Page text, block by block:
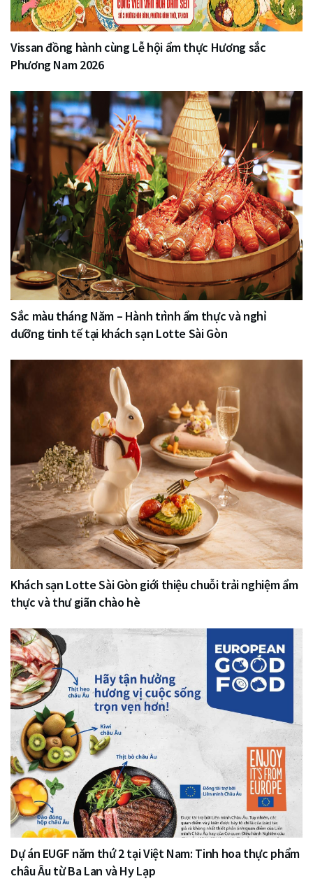
Vissan đồng hành cùng Lễ hội ẩm thực Hương sắc
Phương Nam 2026
Sắc màu tháng Năm – Hành trình ẩm thực và nghỉ
dưỡng tinh tế tại khách sạn Lotte Sài Gòn
Khách sạn Lotte Sài Gòn giới thiệu chuỗi trải nghiệm ẩm
thực và thư giãn chào hè
Dự án EUGF năm thứ 2 tại Việt Nam: Tinh hoa thực phẩm
châu Âu từ Ba Lan và Hy Lạp